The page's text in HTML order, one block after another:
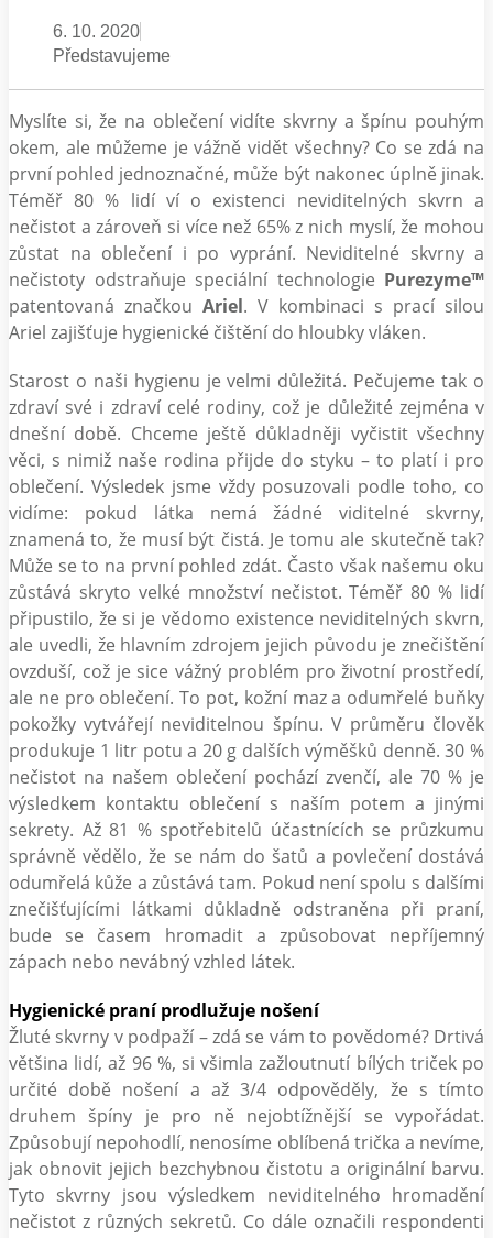
6. 10. 2020
Představujeme
Myslíte si, že na oblečení vidíte skvrny a špínu pouhým
okem, ale můžeme je vážně vidět všechny? Co se zdá na
první pohled jednoznačné, může být nakonec úplně jinak.
Téměř 80 % lidí ví o existenci neviditelných skvrn a
nečistot a zároveň si více než 65% z nich myslí, že mohou
zůstat na oblečení i po vyprání. Neviditelné skvrny a
nečistoty odstraňuje speciální technologie Purezyme™
patentovaná značkou Ariel. V kombinaci s prací silou
Ariel zajišťuje hygienické čištění do hloubky vláken.
Starost o naši hygienu je velmi důležitá. Pečujeme tak o
zdraví své i zdraví celé rodiny, což je důležité zejména v
dnešní době. Chceme ještě důkladněji vyčistit všechny
věci, s nimiž naše rodina přijde do styku – to platí i pro
oblečení. Výsledek jsme vždy posuzovali podle toho, co
vidíme: pokud látka nemá žádné viditelné skvrny,
znamená to, že musí být čistá. Je tomu ale skutečně tak?
Může se to na první pohled zdát. Často však našemu oku
zůstává skryto velké množství nečistot. Téměř 80 % lidí
připustilo, že si je vědomo existence neviditelných skvrn,
ale uvedli, že hlavním zdrojem jejich původu je znečištění
ovzduší, což je sice vážný problém pro životní prostředí,
ale ne pro oblečení. To pot, kožní maz a odumřelé buňky
pokožky vytvářejí neviditelnou špínu. V průměru člověk
produkuje 1 litr potu a 20 g dalších výměšků denně. 30 %
nečistot na našem oblečení pochází zvenčí, ale 70 % je
výsledkem kontaktu oblečení s naším potem a jinými
sekrety. Až 81 % spotřebitelů účastnících se průzkumu
správně vědělo, že se nám do šatů a povlečení dostává
odumřelá kůže a zůstává tam. Pokud není spolu s dalšími
znečišťujícími látkami důkladně odstraněna při praní,
bude se časem hromadit a způsobovat nepříjemný
zápach nebo nevábný vzhled látek.
Hygienické praní prodlužuje nošení
Žluté skvrny v podpaží – zdá se vám to povědomé? Drtivá
většina lidí, až 96 %, si všimla zažloutnutí bílých triček po
určité době nošení a až 3/4 odpověděly, že s tímto
druhem špíny je pro ně nejobtížnější se vypořádat.
Způsobují nepohodlí, nenosíme oblíbená trička a nevíme,
jak obnovit jejich bezchybnou čistotu a originální barvu.
Tyto skvrny jsou výsledkem neviditelného hromadění
nečistot z různých sekretů. Co dále označili respondenti